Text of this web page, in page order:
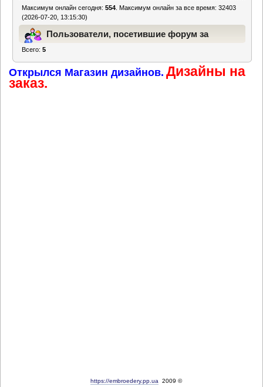
Максимум онлайн сегодня:554 . Максимум онлайн за все время: 32403
(2026-07-20, 13:15:30)
Пользователи, посетившие форум за
Всего:5
Открылся Магазин дизайнов. Дизайны на
заказ.
https://embroedery.pp.ua 2009 ©